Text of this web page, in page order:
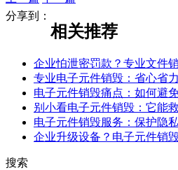
分享到：
相关推荐
企业怕泄密罚款？专业文件
专业电子元件销毁：省心省
电子元件销毁痛点：如何避
别小看电子元件销毁：它能
电子元件销毁服务：保护隐
企业升级设备？电子元件销
搜索